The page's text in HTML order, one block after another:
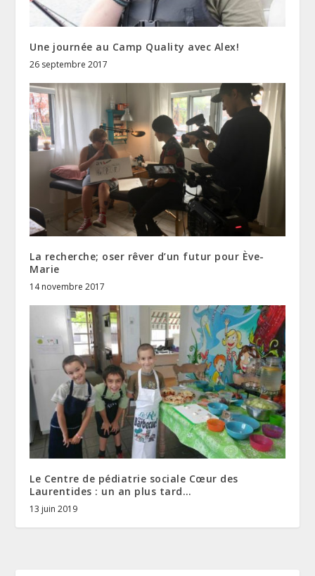
Une journée au Camp Quality avec Alex!
26 septembre 2017
La recherche; oser rêver d’un futur pour Ève-
Marie
14 novembre 2017
Le Centre de pédiatrie sociale Cœur des
Laurentides : un an plus tard…
13 juin 2019